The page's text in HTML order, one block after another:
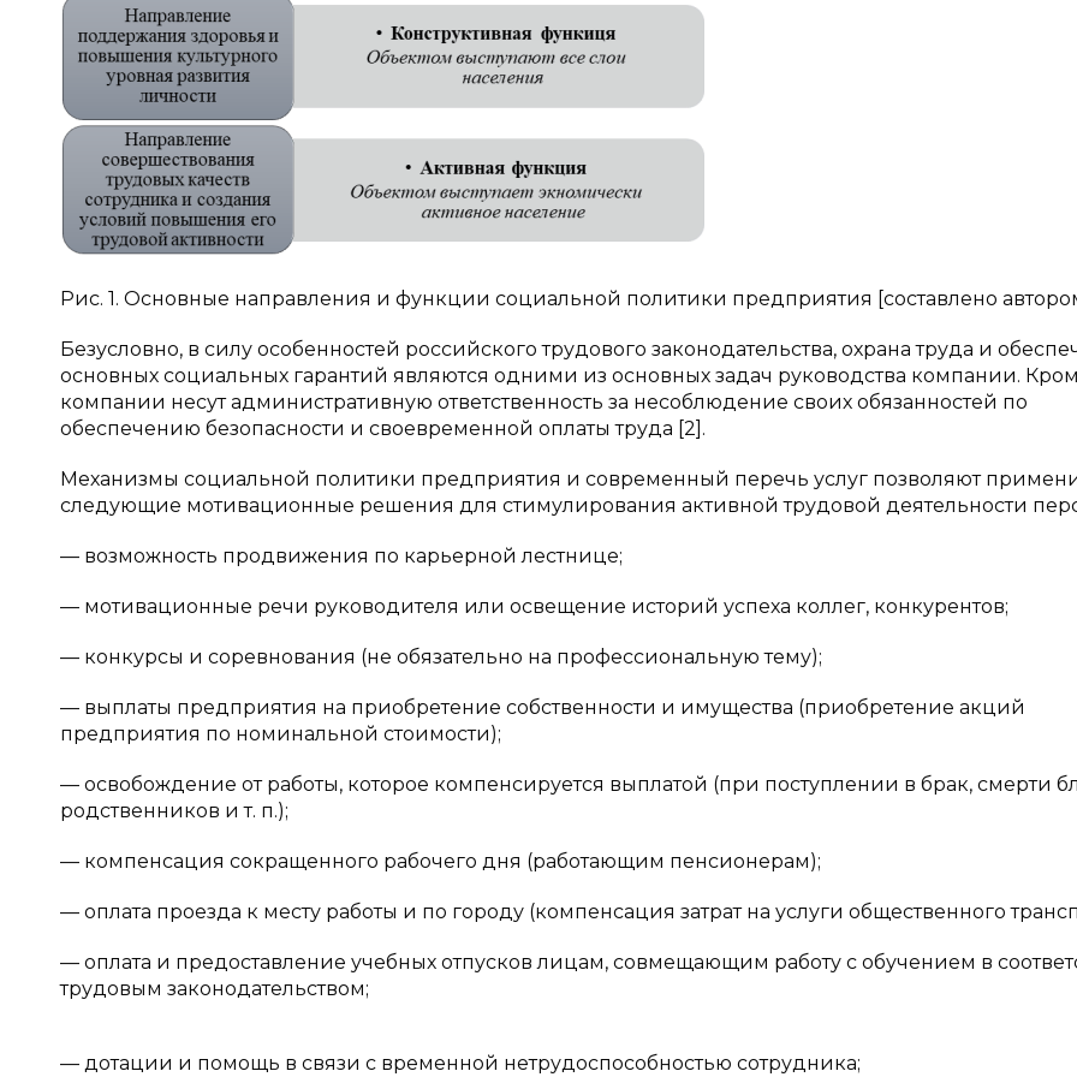
Рис. 1. Основные направления и функции социальной политики предприятия [составлено
Безусловно, в силу особенностей российского трудового законодательства, охрана труда и
основных социальных гарантий являются одними из основных задач руководства компании.
компании несут административную ответственность за несоблюдение своих обязанностей по
обеспечению безопасности и своевременной оплаты труда [2].
Механизмы социальной политики предприятия и современный перечь услуг позволяют
следующие мотивационные решения для стимулирования активной трудовой деятельности
— возможность продвижения по карьерной лестнице;
— мотивационные речи руководителя или освещение историй успеха коллег, конкурентов;
— конкурсы и соревнования (не обязательно на профессиональную тему);
— выплаты предприятия на приобретение собственности и имущества (приобретение акций
предприятия по номинальной стоимости);
— освобождение от работы, которое компенсируется выплатой (при поступлении в брак, смерти
родственников и т. п.);
— компенсация сокращенного рабочего дня (работающим пенсионерам);
— оплата проезда к месту работы и по городу (компенсация затрат на услуги общественного
— оплата и предоставление учебных отпусков лицам, совмещающим работу с обучением в
трудовым законодательством;
— дотации и помощь в связи с временной нетрудоспособностью сотрудника;